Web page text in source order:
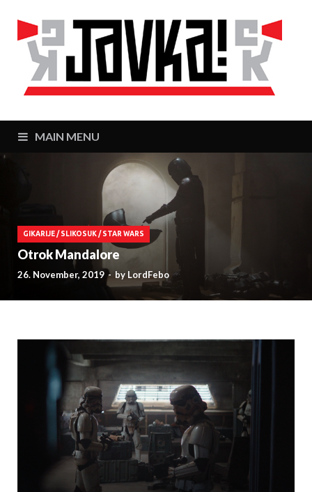
MAIN MENU
GIKARIJE/SLIKOSUK/STAR WARS
Otrok Mandalore
26. November, 2019 - by LordFebo